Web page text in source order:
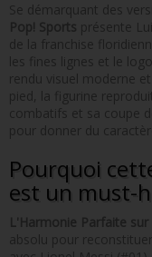
Se démarquant des
Pop! Sports présente
de la franchise
les fines lignes et le
rendu visuel moderne
pied, la figurine
combatifs et sa coupe
pour donner du
Pourquoi
est un must-
L'Harmonie Parfaite sur
absolu pour